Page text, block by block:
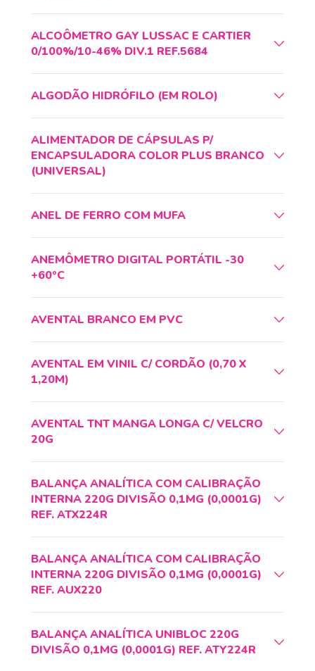
ALCOÔMETRO GAY LUSSAC E CARTIER
0/100%/10-46% DIV.1 REF.5684
ALGODÃO HIDRÓFILO (EM ROLO)
ALIMENTADOR DE CÁPSULAS P/
ENCAPSULADORA COLOR PLUS BRANCO
(UNIVERSAL)
ANEL DE FERRO COM MUFA
ANEMÔMETRO DIGITAL PORTÁTIL -30
+60ºC
AVENTAL BRANCO EM PVC
AVENTAL EM VINIL C/ CORDÃO (0,70 X
1,20M)
AVENTAL TNT MANGA LONGA C/ VELCRO
20G
BALANÇA ANALÍTICA COM CALIBRAÇÃO
INTERNA 220G DIVISÃO 0,1MG (0,0001G)
REF. ATX224R
BALANÇA ANALÍTICA COM CALIBRAÇÃO
INTERNA 220G DIVISÃO 0,1MG (0,0001G)
REF. AUX220
BALANÇA ANALÍTICA UNIBLOC 220G
DIVISÃO 0,1MG (0,0001G) REF. ATY224R